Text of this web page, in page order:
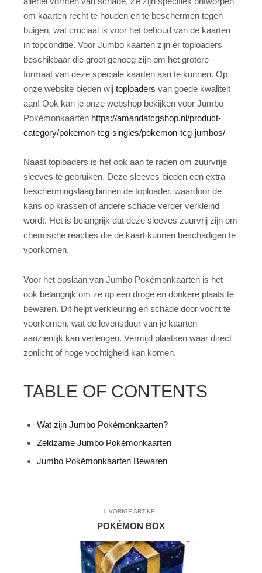
om kaarten recht te houden en te beschermen tegen
buigen, wat cruciaal is voor het behoud van de kaarten
in topconditie. Voor Jumbo kaarten zijn er toploaders
beschikbaar die groot genoeg zijn om het grotere
formaat van deze speciale kaarten aan te kunnen. Op
onze website bieden wij toploaders van goede kwaliteit
aan! Ook kan je onze webshop bekijken voor Jumbo
Pokémonkaarten https://amandatcgshop.nl/product-
category/pokemon-tcg-singles/pokemon-tcg-jumbos/
Naast toploaders is het ook aan te raden om zuurvrije
sleeves te gebruiken. Deze sleeves bieden een extra
beschermingslaag binnen de toploader, waardoor de
kans op krassen of andere schade verder verkleind
wordt. Het is belangrijk dat deze sleeves zuurvrij zijn om
chemische reacties die de kaart kunnen beschadigen te
voorkomen.
Voor het opslaan van Jumbo Pokémonkaarten is het
ook belangrijk om ze op een droge en donkere plaats te
bewaren. Dit helpt verkleuring en schade door vocht te
voorkomen, wat de levensduur van je kaarten
aanzienlijk kan verlengen. Vermijd plaatsen waar direct
zonlicht of hoge vochtigheid kan komen.
TABLE OF CONTENTS
Wat zijn Jumbo Pokémonkaarten?
Zeldzame Jumbo Pokémonkaarten
Jumbo Pokémonkaarten Bewaren
VORIGE ARTIKEL
POKÉMON BOX